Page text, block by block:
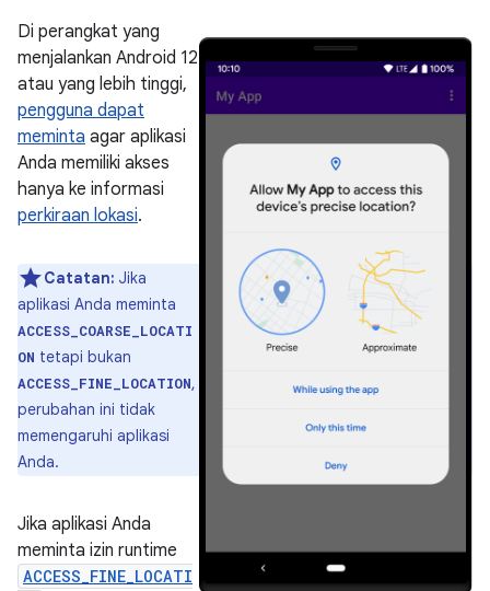
Di perangkat yang
menjalankan Android 12
atau yang lebih tinggi,
pengguna dapat
meminta agar aplikasi
Anda memiliki akses
hanya ke informasi
perkiraan lokasi.
Catatan: Jika
aplikasi Anda meminta
ACCESS_COARSE_LOCATI
ON tetapi bukan
ACCESS_FINE_LOCATION,
perubahan ini tidak
memengaruhi aplikasi
Anda.
Jika aplikasi Anda
meminta izin runtime
ACCESS_FINE_LOCATI